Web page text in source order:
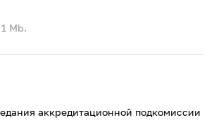
1 Mb.
аккредитационной подкомиссии